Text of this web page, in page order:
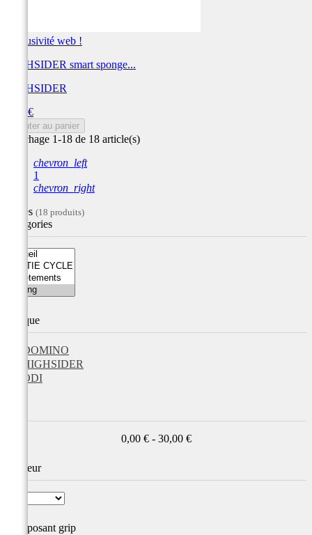
Exclusivité web !
HIGHSIDER smart sponge...
HIGHSIDER
6,95 €
Ajouter au panier
Affichage 1-18 de 18 article(s)
chevron_left
1
chevron_right
Filtres (18 produits)
Catégories
Marque
DOMINO
HIGHSIDER
ODI
0,00 € - 30,00 €
Couleur
Composant grip